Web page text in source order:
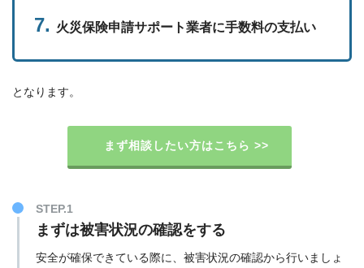
火災保険申請サポート業者に手数料の支払い
となります。
まず相談したい方はこちら >>
STEP.1
まずは被害状況の確認をする
安全が確保できている際に、被害状況の確認から行いましょ